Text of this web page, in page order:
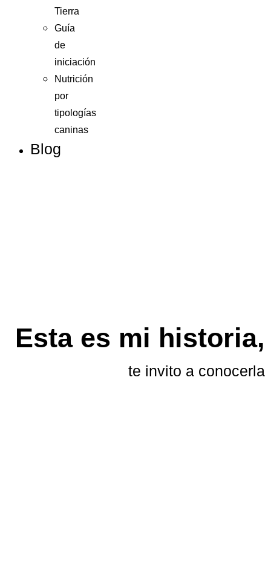
Tierra
Guía
de
iniciación
Nutrición
por
tipologías
caninas
Blog
Esta es mi historia,
te invito a conocerla